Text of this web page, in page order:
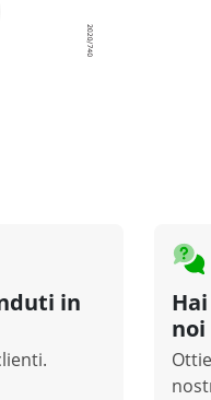
in
noi